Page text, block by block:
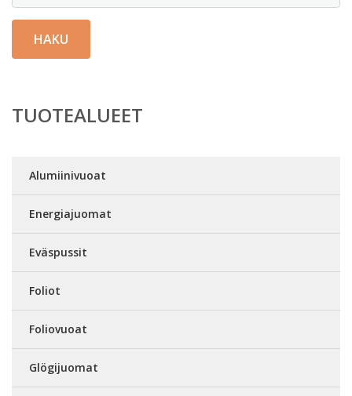
HAKU
TUOTEALUEET
Alumiinivuoat
Energiajuomat
Eväspussit
Foliot
Foliovuoat
Glögijuomat